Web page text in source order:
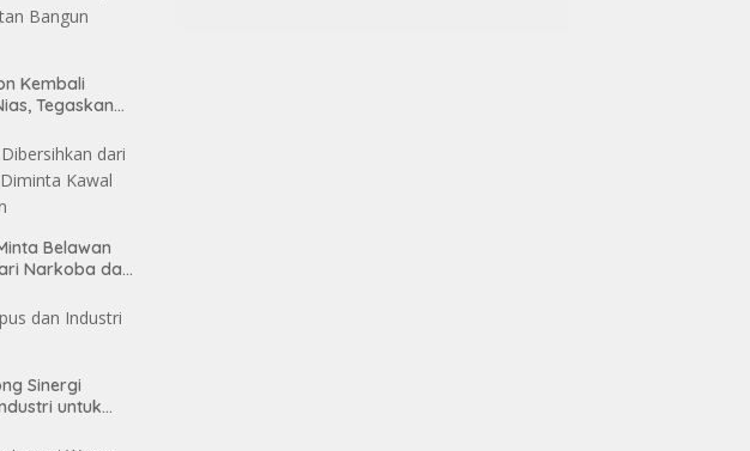
Kembali
Tegaskan
Nias
Belawan
Narkoba dan
Kawasan
Sinergi
untuk